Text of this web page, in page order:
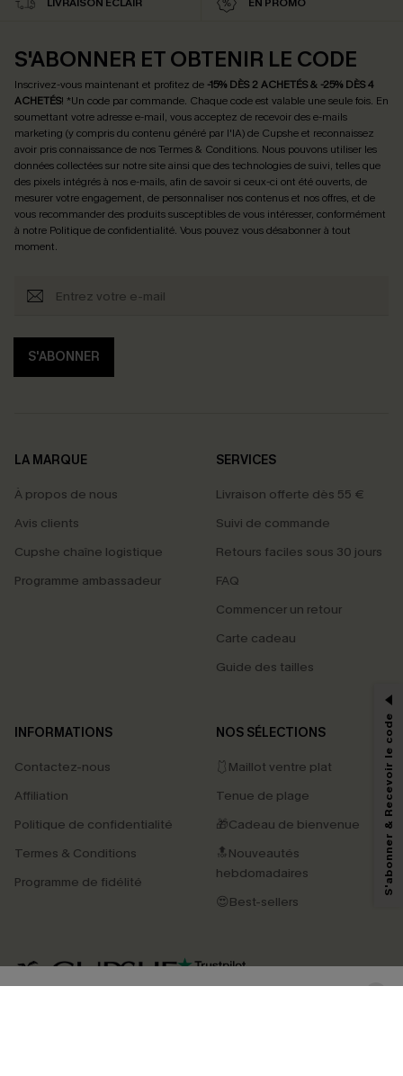
S'ABONNER ET OBTENIR LE CODE
Inscrivez-vous maintenant et profitez de -15% DÈS 2 ACHETÉS & -25% DÈS 4
ACHETÉS! *Un code par commande. Chaque code est valable une seule fois. En
soumettant votre adresse e-mail, vous acceptez de recevoir des e-mails
marketing (y compris du contenu généré par l'IA) de Cupshe et reconnaissez
avoir pris connaissance de nosTermes & Conditions. Nous pouvons utiliser les
données collectées sur notre site ainsi que des technologies de suivi, telles que
des pixels intégrés à nos e-mails, afin de savoir si ceux-ci ont été ouverts, de
mesurer votre engagement, de personnaliser nos contenus et nos offres, et de
vous recommander des produits susceptibles de vous intéresser, conformément
à notre Politique de confidentialité. Vous pouvez vous désabonner à tout
moment.
S'ABONNER
LA MARQUE
À propos de nous
Avis clients
Cupshe chaîne logistique
Programme ambassadeur
SERVICES
Livraison offerte dès 55 €
Suivi de commande
Retours faciles sous 30 jours
FAQ
Commencer un retour
Carte cadeau
Guide des tailles
INFORMATIONS
Contactez-nous
Affiliation
Politique de confidentialité
Termes & Conditions
Programme de fidélité
NOS SÉLECTIONS
🩱Maillot ventre plat
Tenue de plage
🎁Cadeau de bienvenue
🔝Nouveautés
hebdomadaires
😍Best-sellers
4.4
PROFITEZ DE -15%
marketing (y compris du contenu généré par l'IA) de Cupshe et
pouvons utiliser les données collectées sur notre site ainsi que des
savoir si ceux-ci ont été ouverts, de mesurer votre engagement, de
personnaliser nos contenus et nos offres, et de vous recommander des
produits susceptibles de vous intéresser, conformément à notre
Politique de
. Vous pouvez vous désabonner à tout moment.
S'abonner & Recevoir le code